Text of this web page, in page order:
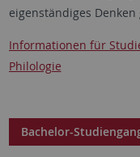
eigenständiges
Informationen für
Philologie
Bachelor-